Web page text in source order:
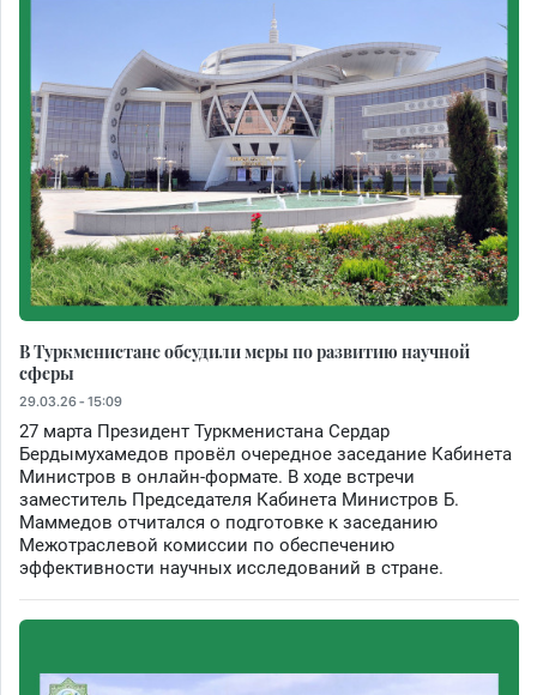
В Туркменистане обсудили меры по развитию научной
сферы
29.03.26 - 15:09
27 марта Президент Туркменистана Сердар
Бердымухамедов провёл очередное заседание Кабинета
Министров в онлайн-формате. В ходе встречи
заместитель Председателя Кабинета Министров Б.
Маммедов отчитался о подготовке к заседанию
Межотраслевой комиссии по обеспечению
эффективности научных исследований в стране.